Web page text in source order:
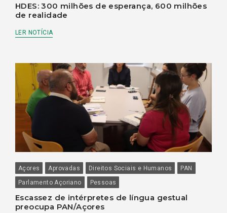
HDES: 300 milhões de esperança, 600 milhões
de realidade
LER NOTÍCIA
Açores Aprovadas Direitos Sociais e Humanos
PAN
Parlamento Açoriano
Pessoas
Escassez de intérpretes de língua gestual
preocupa PAN/Açores